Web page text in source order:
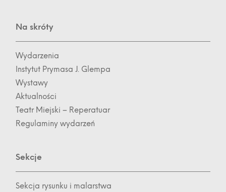
Na skróty
Wydarzenia
Instytut Prymasa J. Glempa
Wystawy
Aktualności
Teatr Miejski – Reperatuar
Regulaminy wydarzeń
Sekcje
Sekcja rysunku i malarstwa